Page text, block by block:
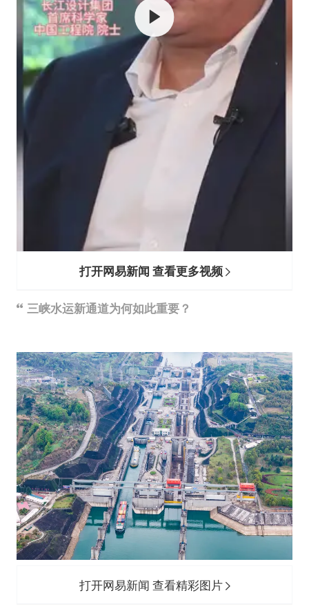
打开网易新闻 查看更多视频
三峡水运新通道为何如此重要？
打开网易新闻 查看精彩图片